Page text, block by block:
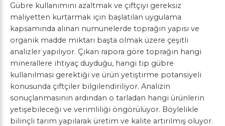
Gübre kullanımını azaltmak ve çiftçiyi gereksiz
maliyetten kurtarmak için başlatılan uygulama
kapsamında alınan numunelerde toprağın yapısı ve
organik madde miktarı başta olmak üzere çeşitli
analizler yapılıyor. Çıkan rapora göre toprağın hangi
minerallere ihtiyaç duyduğu, hangi tip gübre
kullanılması gerektiği ve ürün yetiştirme potansiyeli
konusunda çiftçiler bilgilendiriliyor. Analizin
sonuçlanmasının ardından o tarladan hangi ürünlerin
yetişebileceği ve verimliliği öngörülüyor. Böylelikle
bilinçli tarım yapılarak üretim ve kalite artırılmış oluyor.